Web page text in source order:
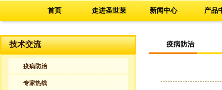
首页 走进圣世莱 新闻中心 产品
技术交流
疫病防治
专家热线
疫病防治